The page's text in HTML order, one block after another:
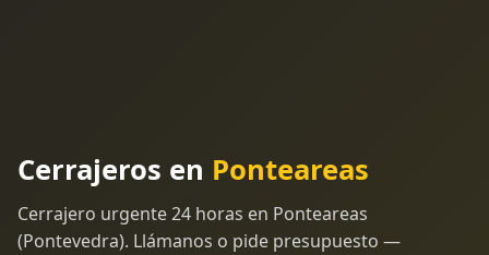
Cerrajeros en Ponteareas
Cerrajero urgente 24 horas en Ponteareas
(Pontevedra). Llámanos o pide presupuesto —